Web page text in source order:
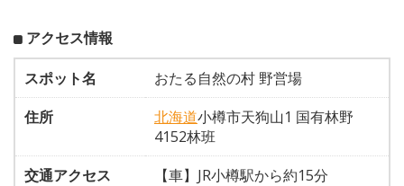
アクセス情報
スポット名
おたる自然の村 野営場
住所
北海道小樽市天狗山1 国有林野
4152林班
交通アクセス
【車】JR小樽駅から約15分